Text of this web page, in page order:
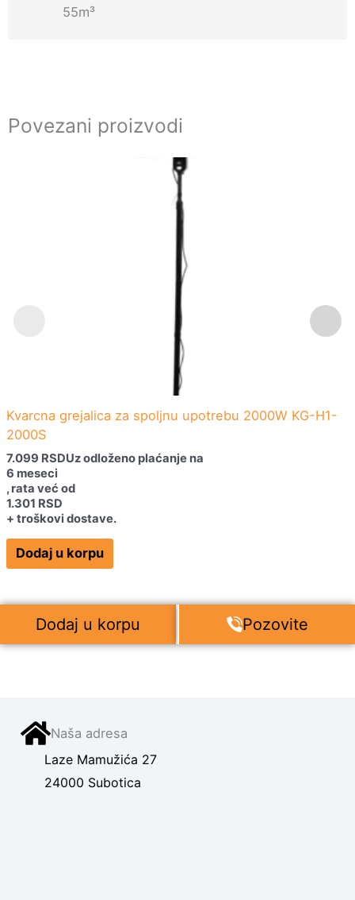
55m³
Povezani proizvodi
Kvarcna grejalica za spoljnu upotrebu 2000W KG-H1-
2000S
7.099 RSDUz odloženo plaćanje na
6 meseci
, rata već od
1.301 RSD
+ troškovi dostave.
Dodaj u korpu
Dodaj u korpu Pozovite
Naša adresa
Laze Mamužića 27
24000 Subotica